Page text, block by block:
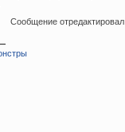
Сообщение отредактировал